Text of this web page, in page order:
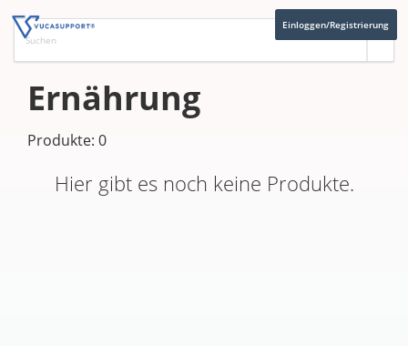
Einloggen/Registrierung
Ernährung
Produkte: 0
Hier gibt es noch keine Produkte.